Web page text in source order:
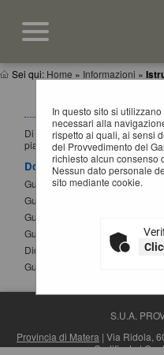
Sei qui: Home » Informazioni »
In questo sito si
necessari alla
rispetto ai quali, ai sensi
del Provvedimento del
richiesto alcun consenso
Nessun dato personale
sito mediante cookie.
ISTRUZIONI E
Di seguito si riportano i
piattaforma telematica dell'Ente.
Documenti
Guida per la registrazione al
Guida alla presentazione di
Guida alla presentazione di
Guida iscrizione agli elenchi
Dichiarazione sostitutiva atto
Guida alla compilazione del
S.U.A.
Provincia di Matera | Via Ridola,
Certificata|